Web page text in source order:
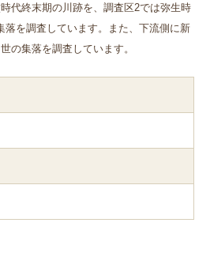
代終末期の川跡を、調査区2では弥生時
落を調査しています。また、下流側に新
の集落を調査しています。